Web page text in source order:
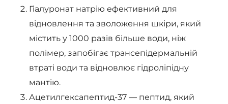
Гіалуронат натрію ефективний для
відновлення та зволоження шкіри, який
містить у 1000 разів більше води, ніж
полімер, запобігає трансепідермальній
втраті води та відновлює гідроліпідну
мантію.
Ацетилгексапептид-37 — пептид, який